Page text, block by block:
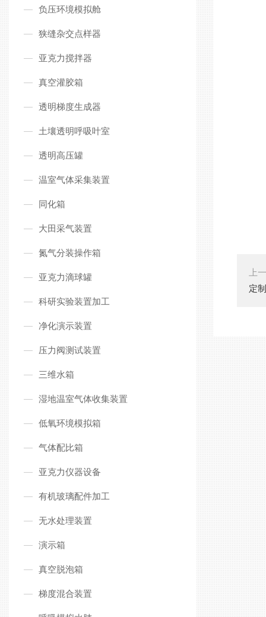
负压环境模拟舱
狭缝杂交点样器
亚克力搅拌器
真空灌胶箱
透明梯度生成器
土壤透明呼吸叶室
透明高压罐
温室气体采集装置
同化箱
大田采气装置
氮气分装操作箱
亚克力滴球罐
科研实验装置加工
净化演示装置
压力阀测试装置
三维水箱
湿地温室气体收集装置
低氧环境模拟箱
气体配比箱
亚克力仪器设备
有机玻璃配件加工
无水处理装置
演示箱
真空脱泡箱
梯度混合装置
上
定